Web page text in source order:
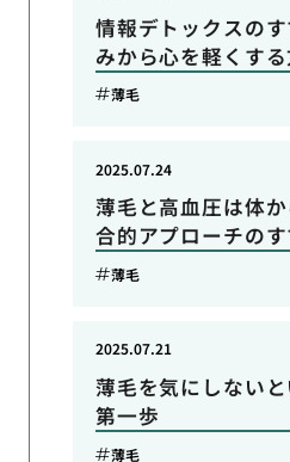
情報デトックスの
みから心を軽くす
薄毛
薄毛と高血圧は体
合的アプローチの
2025.07.24
薄毛
薄毛を気にしない
第一歩
2025.07.21
薄毛